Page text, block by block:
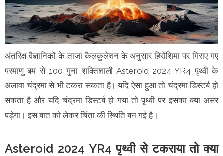
अंतरिक्ष वैज्ञानिकों के ताजा कैलकुलेशन के अनुसार हिरोशिमा पर गिराए गए
परमाणु बम से 100 गुना शक्तिशाली Asteroid 2024 YR4 पृथ्वी के
अलावा चंद्रमा से भी टकरा सकता है। यदि ऐसा हुआ तो चंद्रमा डिस्टर्ब हो
सकता है और यदि चंद्रमा डिस्टर्ब हो गया तो पृथ्वी पर इसका क्या असर
पड़ेगा। इस बात को लेकर चिंता की स्थिति बन गई है।
Asteroid 2024 YR4 पृथ्वी से टकराया तो क्या